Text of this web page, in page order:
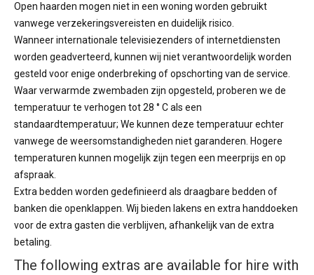
Open haarden mogen niet in een woning worden gebruikt
vanwege verzekeringsvereisten en duidelijk risico.
Wanneer internationale televisiezenders of internetdiensten
worden geadverteerd, kunnen wij niet verantwoordelijk worden
gesteld voor enige onderbreking of opschorting van de service.
Waar verwarmde zwembaden zijn opgesteld, proberen we de
temperatuur te verhogen tot 28 ° C als een
standaardtemperatuur; We kunnen deze temperatuur echter
vanwege de weersomstandigheden niet garanderen. Hogere
temperaturen kunnen mogelijk zijn tegen een meerprijs en op
afspraak.
Extra bedden worden gedefinieerd als draagbare bedden of
banken die openklappen. Wij bieden lakens en extra handdoeken
voor de extra gasten die verblijven, afhankelijk van de extra
betaling.
The following extras are available for hire with